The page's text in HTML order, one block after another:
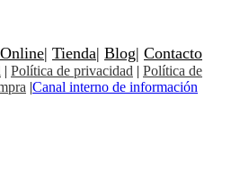
| Tienda| Blog| Contacto
| Política de privacidad | Política de
|Canal interno de información